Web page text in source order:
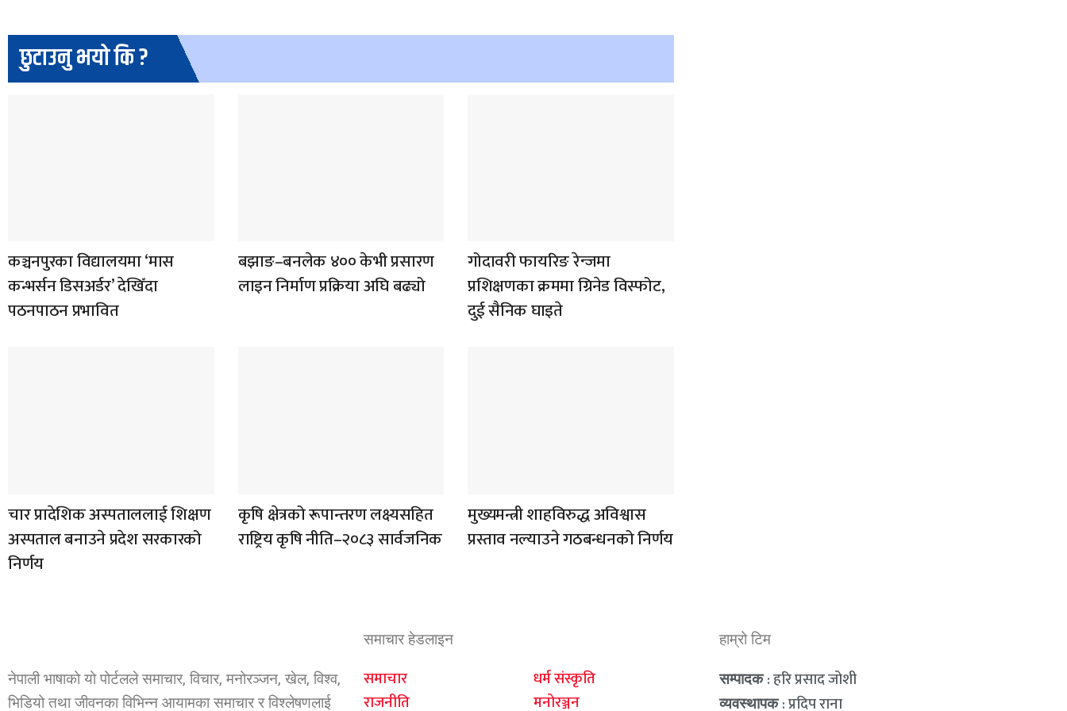
छुटाउनु भयो कि ?
कञ्चनपुरका विद्यालयमा ‘मास
कन्भर्सन डिसअर्डर’ देखिँदा
पठनपाठन प्रभावित
बझाङ–बनलेक ४०० केभी प्रसारण
लाइन निर्माण प्रक्रिया अघि बढ्यो
गोदावरी फायरिङ रेन्जमा
प्रशिक्षणका क्रममा ग्रिनेड विस्फोट,
दुई सैनिक घाइते
चार प्रादेशिक अस्पताललाई शिक्षण
अस्पताल बनाउने प्रदेश सरकारको
निर्णय
कृषि क्षेत्रको रूपान्तरण लक्ष्यसहित
राष्ट्रिय कृषि नीति–२०८३ सार्वजनिक
मुख्यमन्त्री शाहविरुद्ध अविश्वास
प्रस्ताव नल्याउने गठबन्धनको निर्णय
नेपाली भाषाको यो पोर्टलले समाचार, विचार, मनोरञ्जन, खेल, विश्व,
भिडियो तथा जीवनका विभिन्न आयामका समाचार र विश्लेषणलाई
समाचार हेडलाइन
समाचार
राजनीति
धर्म संस्कृति
मनोरञ्जन
हाम्रो टिम
सम्पादक: हरि प्रसाद जोशी
व्यवस्थापक: प्रदिप राना